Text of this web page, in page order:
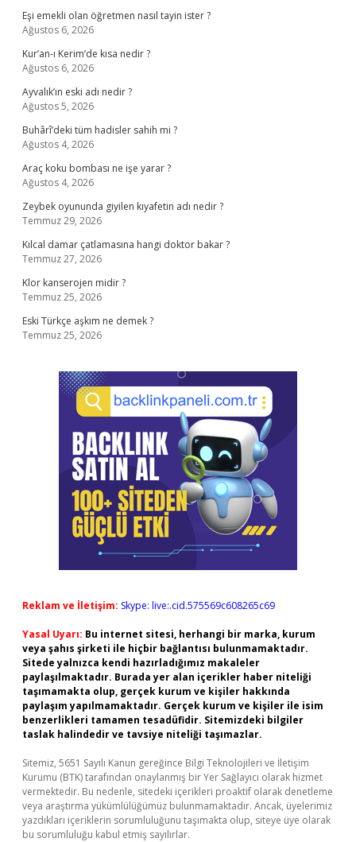
Eşi emekli olan öğretmen nasıl tayin ister ?
Ağustos 6, 2026
Kur’an-ı Kerim’de kısa nedir ?
Ağustos 6, 2026
Ayvalık’ın eski adı nedir ?
Ağustos 5, 2026
Buhârî’deki tüm hadisler sahih mi ?
Ağustos 4, 2026
Araç koku bombası ne işe yarar ?
Ağustos 4, 2026
Zeybek oyununda giyilen kıyafetin adı nedir ?
Temmuz 29, 2026
Kılcal damar çatlamasına hangi doktor bakar ?
Temmuz 27, 2026
Klor kanserojen midir ?
Temmuz 25, 2026
Eski Türkçe aşkım ne demek ?
Temmuz 25, 2026
Reklam ve İletişim: Skype: live:.cid.575569c608265c69
Yasal Uyarı: Bu internet sitesi, herhangi bir marka, kurum
veya şahıs şirketi ile hiçbir bağlantısı bulunmamaktadır.
Sitede yalnızca kendi hazırladığımız makaleler
paylaşılmaktadır. Burada yer alan içerikler haber niteliği
taşımamakta olup, gerçek kurum ve kişiler hakkında
paylaşım yapılmamaktadır. Gerçek kurum ve kişiler ile isim
benzerlikleri tamamen tesadüfidir. Sitemizdeki bilgiler
taslak halindedir ve tavsiye niteliği taşımazlar.
Sitemiz, 5651 Sayılı Kanun gereğince Bilgi Teknolojileri ve İletişim
Kurumu (BTK) tarafından onaylanmış bir Yer Sağlayıcı olarak hizmet
vermektedir. Bu nedenle, sitedeki içerikleri proaktif olarak denetleme
veya araştırma yükümlülüğümüz bulunmamaktadır. Ancak, üyelerimiz
yazdıkları içeriklerin sorumluluğunu taşımakta olup, siteye üye olarak
bu sorumluluğu kabul etmiş sayılırlar.